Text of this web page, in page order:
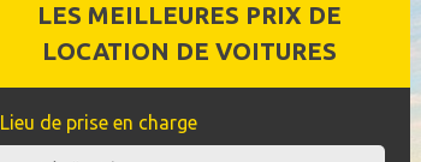
LES MEILLEURES PRIX DE
LOCATION DE VOITURES
Lieu de prise en charge